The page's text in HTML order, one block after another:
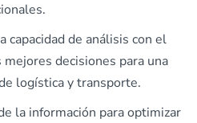
capacidad de análisis con el
decisiones para una
logística y transporte.
la información para optimizar